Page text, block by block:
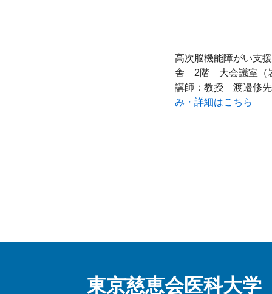
高次脳機能障がい支
舎　2階　大会議室（
講師：教授　渡邉修
み・詳細はこちら
東京慈恵会医科大学